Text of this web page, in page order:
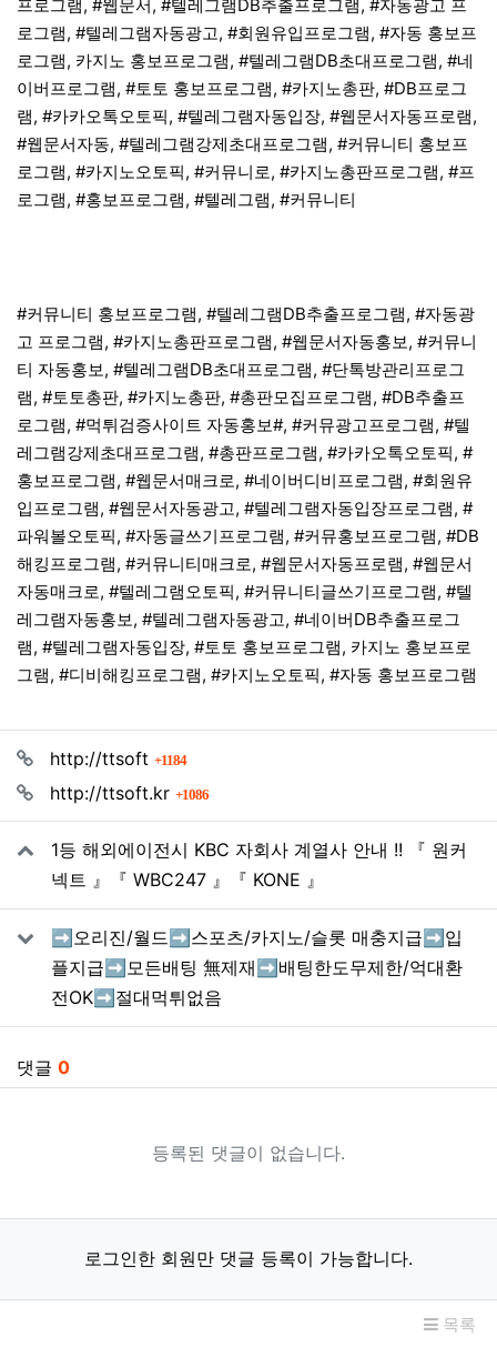
프로그램, #웹문서, #텔레그램DB추출프로그램, #자동광고 프
로그램, #텔레그램자동광고, #회원유입프로그램, #자동 홍보프
로그램, 카지노 홍보프로그램, #텔레그램DB초대프로그램, #네
이버프로그램, #토토 홍보프로그램, #카지노총판, #DB프로그
램, #카카오톡오토픽, #텔레그램자동입장, #웹문서자동프로램,
#웹문서자동, #텔레그램강제초대프로그램, #커뮤니티 홍보프
로그램, #카지노오토픽, #커뮤니로, #카지노총판프로그램, #프
로그램, #홍보프로그램, #텔레그램, #커뮤니티
#커뮤니티 홍보프로그램, #텔레그램DB추출프로그램, #자동광
고 프로그램, #카지노총판프로그램, #웹문서자동홍보, #커뮤니
티 자동홍보, #텔레그램DB초대프로그램, #단톡방관리프로그
램, #토토총판, #카지노총판, #총판모집프로그램, #DB추출프
로그램, #먹튀검증사이트 자동홍보#, #커뮤광고프로그램, #텔
레그램강제초대프로그램, #총판프로그램, #카카오톡오토픽, #
홍보프로그램, #웹문서매크로, #네이버디비프로그램, #회원유
입프로그램, #웹문서자동광고, #텔레그램자동입장프로그램, #
파워볼오토픽, #자동글쓰기프로그램, #커뮤홍보프로그램, #DB
해킹프로그램, #커뮤니티매크로, #웹문서자동프로램, #웹문서
자동매크로, #텔레그램오토픽, #커뮤니티글쓰기프로그램, #텔
레그램자동홍보, #텔레그램자동광고, #네이버DB추출프로그
램, #텔레그램자동입장, #토토 홍보프로그램, 카지노 홍보프로
그램, #디비해킹프로그램, #카지노오토픽, #자동 홍보프로그램
http://ttsoft 1184회 연결
http://ttsoft.kr
1086회 연결
1등 해외에이전시 KBC 자회사 계열사 안내 !! 『 원커
넥트 』『 WBC247 』『 KONE 』
➡️오리진/월드➡️스포츠/카지노/슬롯 매충지급➡️입
플지급➡️모든배팅 無제재➡️배팅한도무제한/억대환
전OK➡️절대먹튀없음
댓글 0
등록된 댓글이 없습니다.
로그인한 회원만 댓글 등록이 가능합니다.
목록